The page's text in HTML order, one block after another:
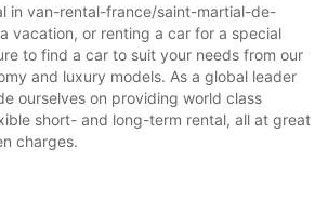
in van-rental-france/saint-martial-de-
vacation, or renting a car for a special
to find a car to suit your needs from our
and luxury models. As a global leader
ourselves on providing world class
short- and long-term rental, all at great
charges.